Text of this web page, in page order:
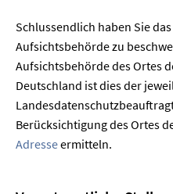
Schlussendlich haben Sie
Aufsichtsbehörde zu
Aufsichtsbehörde des Ortes
Deutschland ist dies der
Berücksichtigung des Ortes
Adresseermitteln.